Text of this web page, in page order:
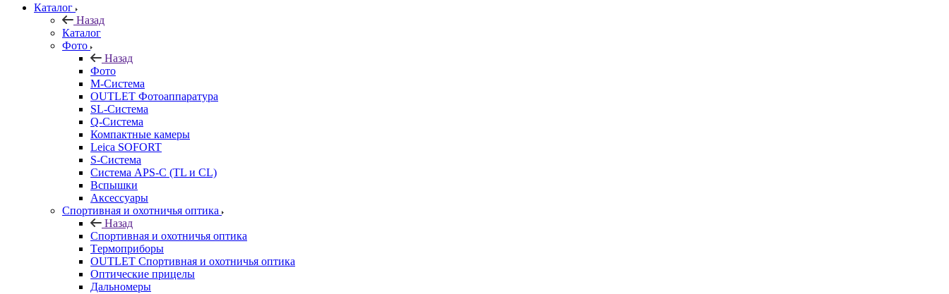
Каталог
Назад
Каталог
Фото
Назад
Фото
M-Система
OUTLET Фотоаппаратура
SL-Система
Q-Cистема
Компактные камеры
Leica SOFORT
S-Система
Система APS-C (TL и CL)
Вспышки
Аксессуары
Спортивная и охотничья оптика
Назад
Спортивная и охотничья оптика
Tермоприборы
OUTLET Спортивная и охотничья оптика
Оптические прицелы
Дальномеры